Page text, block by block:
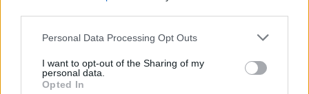
Personal Data Processing Opt Outs
I want to opt-out of the Sharing of my
personal data.
Opted In